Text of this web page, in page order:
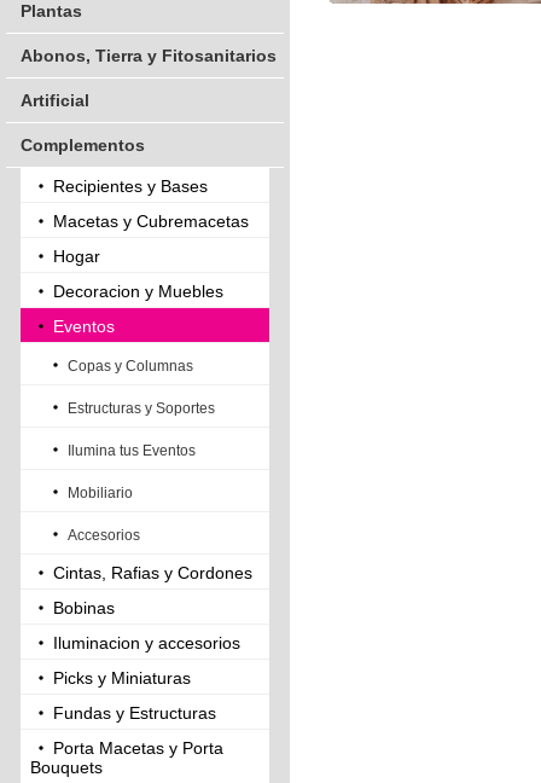
Plantas
Abonos, Tierra y Fitosanitarios
Artificial
Complementos
Recipientes y Bases
Macetas y Cubremacetas
Hogar
Decoracion y Muebles
Eventos
Copas y Columnas
Estructuras y Soportes
Ilumina tus Eventos
Mobiliario
Accesorios
Cintas, Rafias y Cordones
Bobinas
Iluminacion y accesorios
Picks y Miniaturas
Fundas y Estructuras
Porta Macetas y Porta
Bouquets